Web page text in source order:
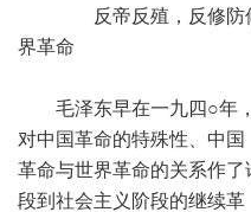
反帝反殖，反修防修
界革命
毛泽东早在一九四○年，
对中国革命的特殊性、中国
革命与世界革命的关系作
段到社会主义阶段的继续革